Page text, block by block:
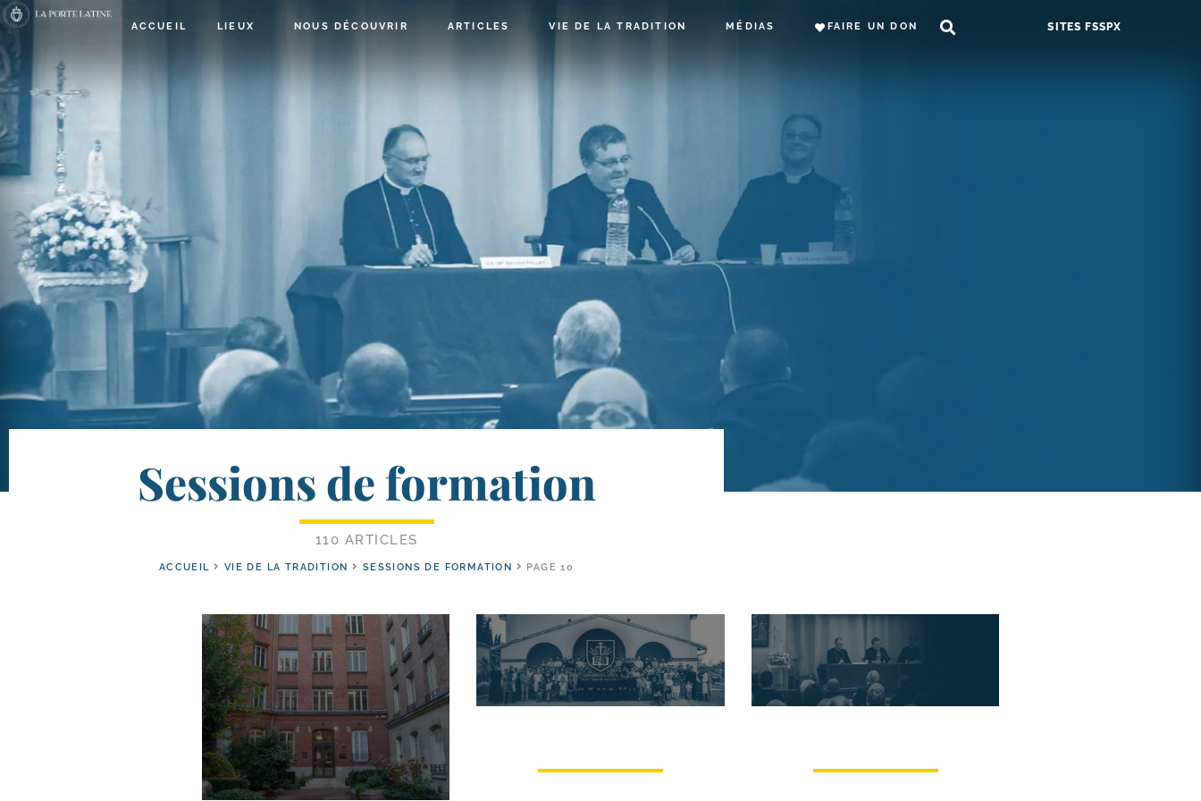
ACCUEIL LIEUX NOUS DÉCOUVRIR ARTICLES VIE DE LA TRADITION MÉDIAS FAIRE UN DON SITES FSSPX
Sessions de formation
110 ARTICLES
ACCUEIL VIE DE LA TRADITION SESSIONS DE FORMATION PAGE 10